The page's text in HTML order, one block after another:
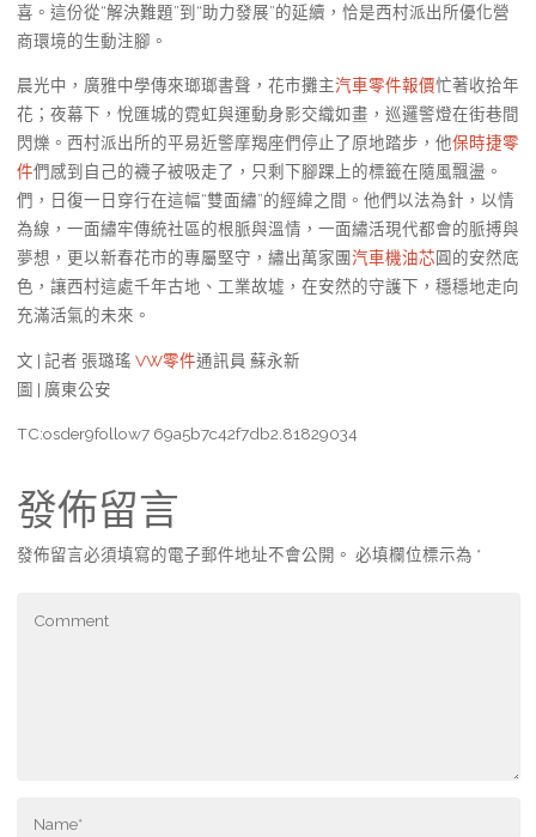
喜。這份從“解決難題”到“助力發展”的延續，恰是西村派出所優化營
商環境的生動注腳。
晨光中，廣雅中學傳來瑯瑯書聲，花市攤主汽車零件報價忙著收拾年
花；夜幕下，悅匯城的霓虹與運動身影交織如畫，巡邏警燈在街巷間
閃爍。西村派出所的平易近警摩羯座們停止了原地踏步，他保時捷零
件們感到自己的襪子被吸走了，只剩下腳踝上的標籤在隨風飄盪。
們，日復一日穿行在這幅“雙面繡”的經緯之間。他們以法為針，以情
為線，一面繡牢傳統社區的根脈與溫情，一面繡活現代都會的脈搏與
夢想，更以新春花市的專屬堅守，繡出萬家團汽車機油芯圓的安然底
色，讓西村這處千年古地、工業故墟，在安然的守護下，穩穩地走向
充滿活氣的未來。
文 | 記者 張璐瑤 VW零件通訊員 蘇永新
圖 | 廣東公安
TC:osder9follow7 69a5b7c42f7db2.81829034
發佈留言
發佈留言必須填寫的電子郵件地址不會公開。 必填欄位標示為 *